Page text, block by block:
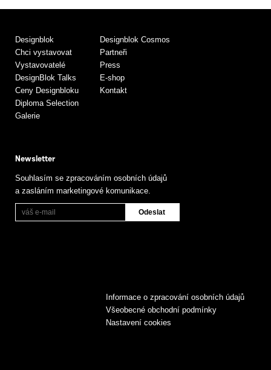
Designblok
Chci vystavovat
Vystavovatelé
DesignBlok Talks
Ceny Designbloku
Diploma Selection
Galerie
Designblok Cosmos
Partneři
Press
E-shop
Kontakt
Newsletter
Souhlasím se zpracováním osobních údajů
a zasláním marketingové komunikace.
Informace o zpracování osobních údajů
Všeobecné obchodní podmínky
Nastavení cookies